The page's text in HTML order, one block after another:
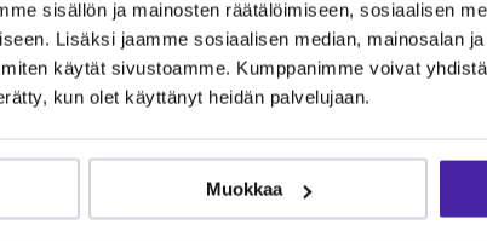
sisällön ja mainosten räätälöimiseen, sosiaalisen
Lisäksi jaamme sosiaalisen median, mainosalan
käytät sivustoamme. Kumppanimme voivat
kun olet käyttänyt heidän palvelujaan.
Muokkaa